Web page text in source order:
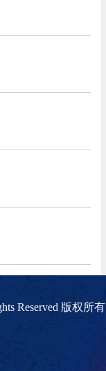
Reserved 版权所有